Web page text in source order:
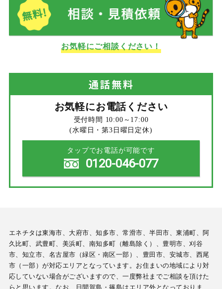
お気軽にご相談ください！
通話無料
お気軽にお電話ください
受付時間 10:00～17:00
(水曜日・第3日曜日定休)
タップでお電話が可能です
0120-046-077
エネチタは東海市、大府市、知多市、常滑市、半田市、東浦町、阿
久比町、武豊町、美浜町、南知多町（離島除く）、豊明市、刈谷
市、知立市、名古屋市（緑区・南区一部）、豊田市、安城市、西尾
市（一部）が対応エリアとなっています。お住まいの地域により対
応していない場合がございますので、一度弊社までご相談を頂けた
らと思います。なお、日間賀島・篠島はエリア外となっておりま